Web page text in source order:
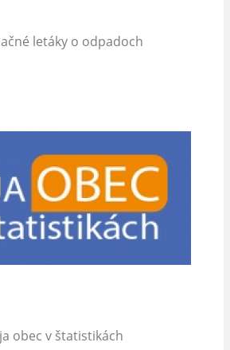
letáky o odpadoch
obec v štatistikách